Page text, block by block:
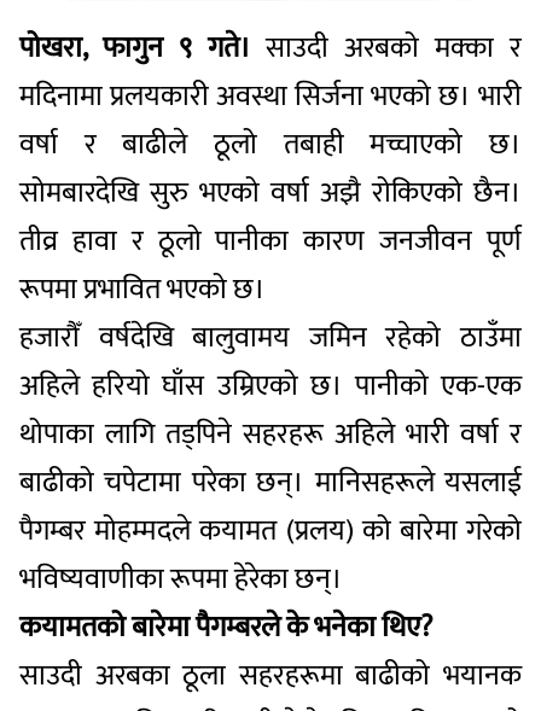
पोखरा, फागुन ९ गते। साउदी अरबको मक्का र
मदिनामा प्रलयकारी अवस्था सिर्जना भएको छ। भारी
वर्षा र बाढीले ठूलो तबाही मच्चाएको छ।
सोमबारदेखि सुरु भएको वर्षा अझै रोकिएको छैन।
तीव्र हावा र ठूलो पानीका कारण जनजीवन पूर्ण
रूपमा प्रभावित भएको छ।
हजारौँ वर्षदेखि बालुवामय जमिन रहेको ठाउँमा
अहिले हरियो घाँस उम्रिएको छ। पानीको एक-एक
थोपाका लागि तड्पिने सहरहरू अहिले भारी वर्षा र
बाढीको चपेटामा परेका छन्। मानिसहरूले यसलाई
पैगम्बर मोहम्मदले कयामत (प्रलय) को बारेमा गरेको
भविष्यवाणीका रूपमा हेरेका छन्।
कयामतको बारेमा पैगम्बरले के भनेका थिए?
साउदी अरबका ठूला सहरहरूमा बाढीको भयानक